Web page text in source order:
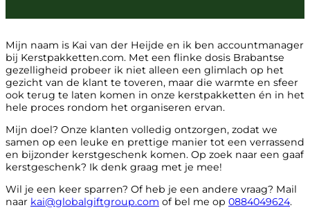
Mijn naam is Kai van der Heijde en ik ben accountmanager
bij Kerstpakketten.com. Met een flinke dosis Brabantse
gezelligheid probeer ik niet alleen een glimlach op het
gezicht van de klant te toveren, maar die warmte en sfeer
ook terug te laten komen in onze kerstpakketten én in het
hele proces rondom het organiseren ervan.
Mijn doel? Onze klanten volledig ontzorgen, zodat we
samen op een leuke en prettige manier tot een verrassend
en bijzonder kerstgeschenk komen. Op zoek naar een gaaf
kerstgeschenk? Ik denk graag met je mee!
Wil je een keer sparren? Of heb je een andere vraag? Mail
naar kai@globalgiftgroup.com of bel me op 0884049624.